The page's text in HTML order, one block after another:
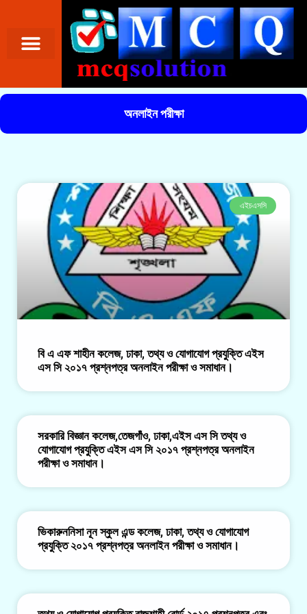
অনলাইন পরীক্ষা
এইচএসসি
বি এ এফ শাহীন কলেজ, ঢাকা, তথ্য ও যোগাযোগ প্রযুক্তি এইস
এস সি ২০১৭ প্রশ্নপত্র অনলাইন পরীক্ষা ও সমাধান।
সরকারি বিজ্ঞান কলেজ,তেজগাঁও, ঢাকা,এইস এস সি তথ্য ও
যোগাযোগ প্রযুক্তি এইস এস সি ২০১৭ প্রশ্নপত্র অনলাইন
পরীক্ষা ও সমাধান।
ভিকারুননিসা নূন স্কুল এন্ড কলেজ, ঢাকা, তথ্য ও যোগাযোগ
প্রযুক্তি ২০১৭ প্রশ্নপত্র অনলাইন পরীক্ষা ও সমাধান।